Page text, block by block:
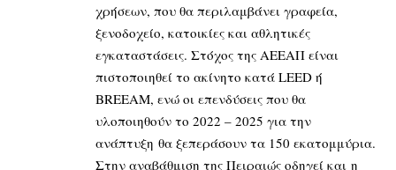
χρήσεων, που θα περιλαμβάνει γραφεία,
ξενοδοχείο, κατοικίες και αθλητικές
εγκαταστάσεις. Στόχος της ΑΕΕΑΠ είναι
πιστοποιηθεί το ακίνητο κατά LEED ή
BREEAM, ενώ οι επενδύσεις που θα
υλοποιηθούν το 2022 – 2025 για την
ανάπτυξη θα ξεπεράσουν τα 150 εκατομμύρια.
Στην αναβάθμιση της Πειραιώς οδηγεί και η